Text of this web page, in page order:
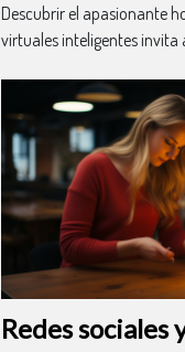
Descubrir el apasionante
virtuales inteligentes invita
Redes sociales